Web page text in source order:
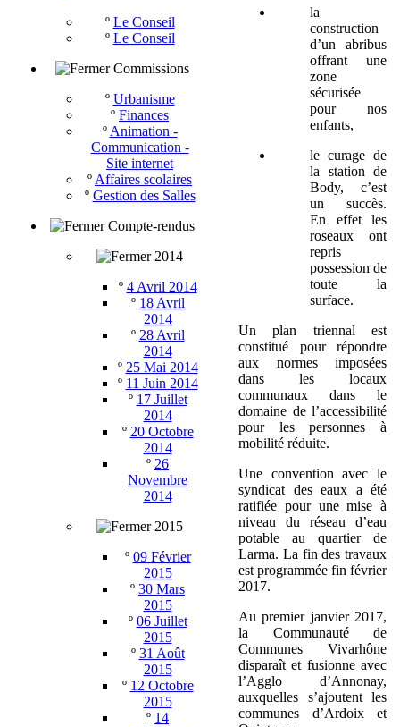
º Le Conseil
º Le Conseil
Commissions
º Urbanisme
º Finances
º Animation -
Communication -
Site internet
º Affaires scolaires
º Gestion des Salles
Compte-rendus
2014
º 4 Avril 2014
º 18 Avril
2014
º 28 Avril
2014
º 25 Mai 2014
º 11 Juin 2014
º 17 Juillet
2014
º 20 Octobre
2014
º 26
Novembre
2014
2015
º 09 Février
2015
º 30 Mars
2015
º 06 Juillet
2015
º 31 Août
2015
º 12 Octobre
2015
º 14
la
construction
d’un abribus
offrant une
zone
sécurisée
pour nos
enfants,
le curage de
la station de
Body, c’est
un succès.
En effet les
roseaux ont
repris
possession de
toute la
surface.
Un plan triennal est
constitué pour répondre
aux normes imposées
dans les locaux
communaux dans le
domaine de l’accessibilité
pour les personnes à
mobilité réduite.
Une convention avec le
syndicat des eaux a été
ratifiée pour une mise à
niveau du réseau d’eau
potable au quartier de
Larma. La fin des travaux
est programmée fin février
2017.
Au premier janvier 2017,
la Communauté de
Communes Vivarhône
disparaît et fusionne avec
l’Agglo d’Annonay,
auxquelles s’ajoutent les
communes d’Ardoix et